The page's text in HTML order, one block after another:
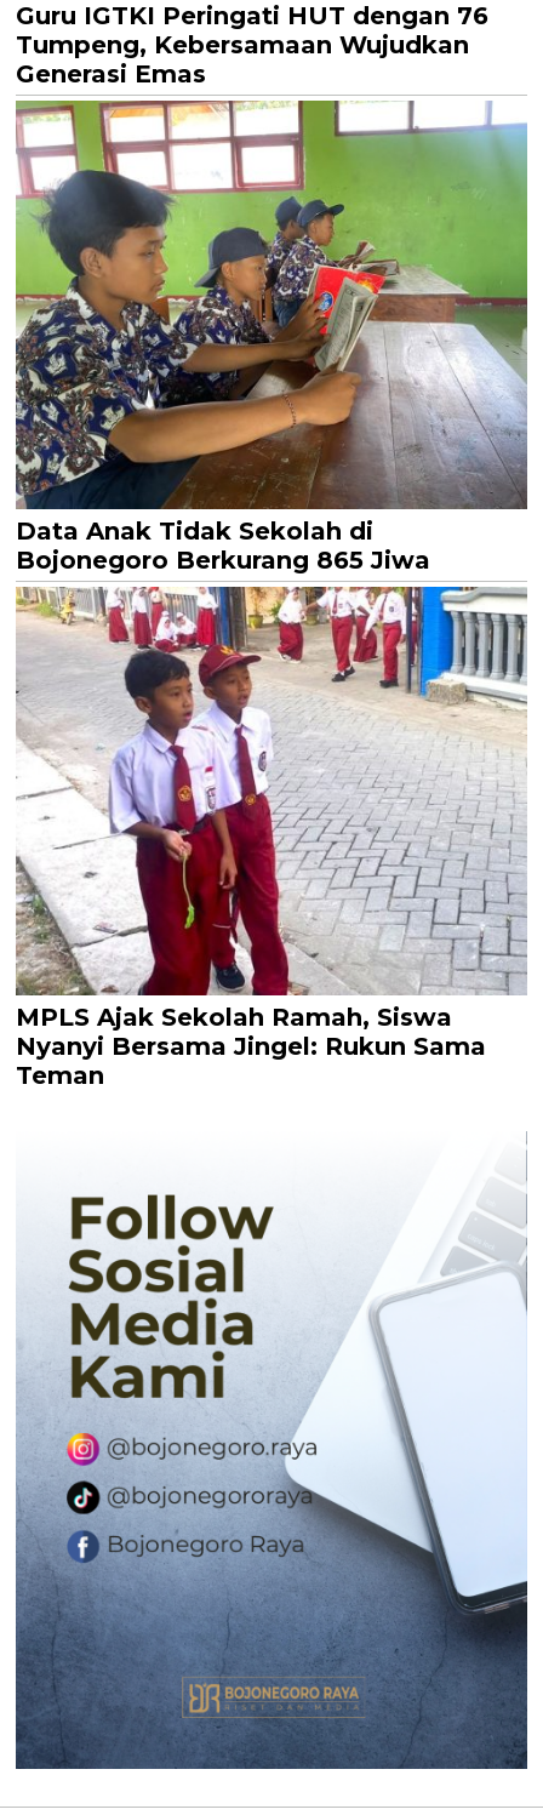
Guru IGTKI Peringati HUT dengan 76
Tumpeng, Kebersamaan Wujudkan
Generasi Emas
Data Anak Tidak Sekolah di
Bojonegoro Berkurang 865 Jiwa
MPLS Ajak Sekolah Ramah, Siswa
Nyanyi Bersama Jingel: Rukun Sama
Teman